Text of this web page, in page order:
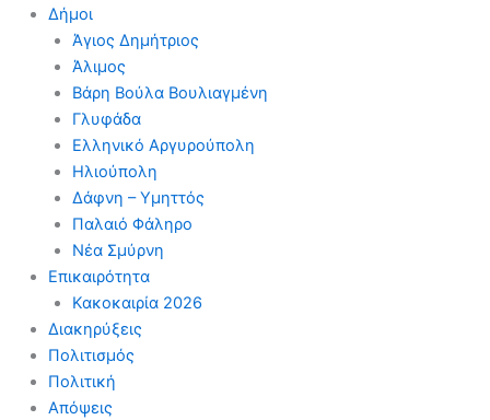
Δήμοι
Άγιος Δημήτριος
Άλιμος
Βάρη Βούλα Βουλιαγμένη
Γλυφάδα
Ελληνικό Αργυρούπολη
Ηλιούπολη
Δάφνη – Υμηττός
Παλαιό Φάληρο
Νέα Σμύρνη
Επικαιρότητα
Κακοκαιρία 2026
Διακηρύξεις
Πολιτισμός
Πολιτική
Απόψεις